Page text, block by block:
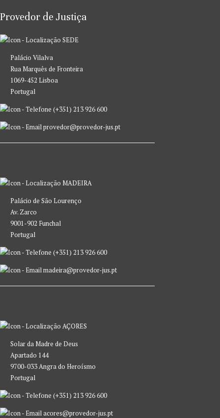
Provedor de Justiça
SEDE
Palácio Vilalva
Rua Marquês de Fronteira
1069-452 Lisboa
Portugal
(+351) 213 926 600
provedor@provedor-jus.pt
MADEIRA
Palácio de São Lourenço
Av. Zarco
9001-902 Funchal
Portugal
(+351) 213 926 600
madeira@provedor-jus.pt
AÇORES
Solar da Madre de Deus
Apartado 144
9700-033 Angra do Heroísmo
Portugal
(+351) 213 926 600
acores@provedor-jus.pt